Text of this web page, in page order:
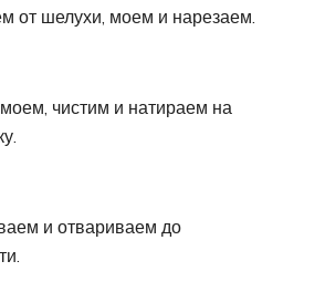
от шелухи, моем и нарезаем.
чистим и натираем на
и отвариваем до